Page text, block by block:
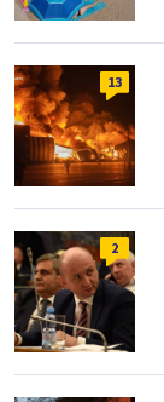
13
2